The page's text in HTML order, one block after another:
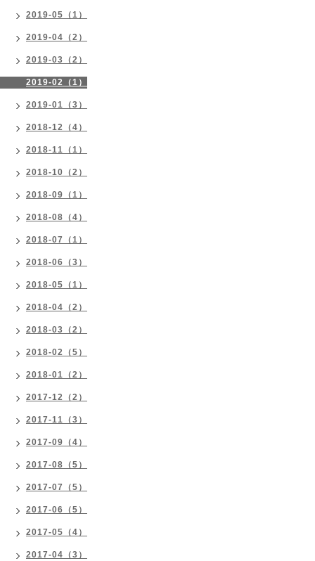
2019-05（1）
2019-04（2）
2019-03（2）
2019-02（1）
2019-01（3）
2018-12（4）
2018-11（1）
2018-10（2）
2018-09（1）
2018-08（4）
2018-07（1）
2018-06（3）
2018-05（1）
2018-04（2）
2018-03（2）
2018-02（5）
2018-01（2）
2017-12（2）
2017-11（3）
2017-09（4）
2017-08（5）
2017-07（5）
2017-06（5）
2017-05（4）
2017-04（3）